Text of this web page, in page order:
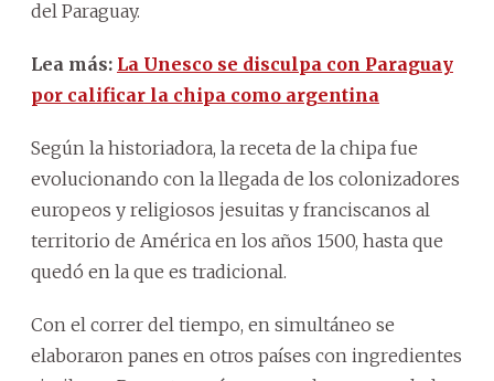
del Paraguay.
Lea más: La Unesco se disculpa con Paraguay
por calificar la chipa como argentina
Según la historiadora, la receta de la chipa fue
evolucionando con la llegada de los colonizadores
europeos y religiosos jesuitas y franciscanos al
territorio de América en los años 1500, hasta que
quedó en la que es tradicional.
Con el correr del tiempo, en simultáneo se
elaboraron panes en otros países con ingredientes